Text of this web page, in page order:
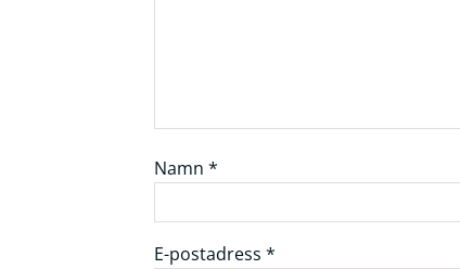
Namn *
E-postadress *